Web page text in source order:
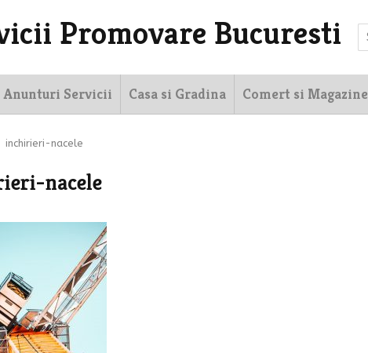
Promovare Bucuresti
Anunturi Servicii Casa si Gradina Comert si Magazine
inchirieri-nacele
nacele